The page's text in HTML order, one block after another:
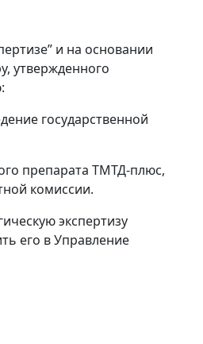
и на основании
утвержденного
государственной
препарата ТМТД-плюс,
комиссии.
экспертизу
его в Управление